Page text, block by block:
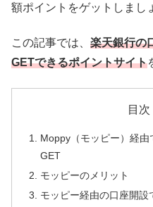
額ポイントをゲットしまし
この記事では、 楽天銀行の
GETできるポイントサイト
目次
Moppy（モッピー）経由
GET
モッピーのメリット
モッピー経由の口座開